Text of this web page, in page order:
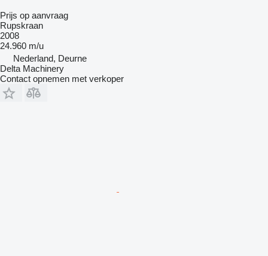
Prijs op aanvraag
Rupskraan
2008
24.960 m/u
Nederland, Deurne
Delta Machinery
Contact opnemen met verkoper